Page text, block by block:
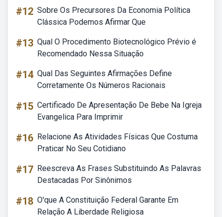
#12 Sobre Os Precursores Da Economia Política
Clássica Podemos Afirmar Que
#13 Qual O Procedimento Biotecnológico Prévio é
Recomendado Nessa Situação
#14 Qual Das Seguintes Afirmações Define
Corretamente Os Números Racionais
#15 Certificado De Apresentação De Bebe Na Igreja
Evangelica Para Imprimir
#16 Relacione As Atividades Físicas Que Costuma
Praticar No Seu Cotidiano
#17 Reescreva As Frases Substituindo As Palavras
Destacadas Por Sinônimos
#18 O'que A Constituição Federal Garante Em
Relação A Liberdade Religiosa